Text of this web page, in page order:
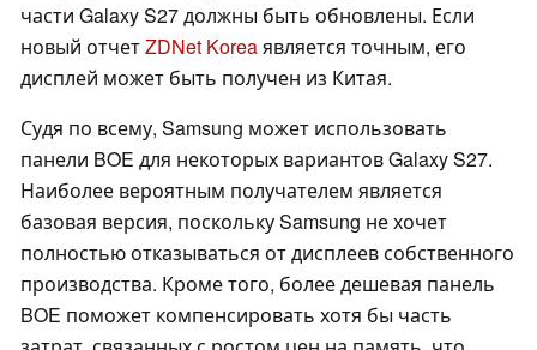
части Galaxy S27 должны быть обновлены. Если
новый отчетZDNet Koreaявляется точным, его
дисплей может быть получен из Китая.
Судя по всему, Samsung может использовать
панели BOE для некоторых вариантов Galaxy S27.
Наиболее вероятным получателем является
базовая версия, поскольку Samsung не хочет
полностью отказываться от дисплеев собственного
производства. Кроме того, более дешевая панель
BOE поможет компенсировать хотя бы часть